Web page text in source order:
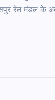
रेल मंडल के